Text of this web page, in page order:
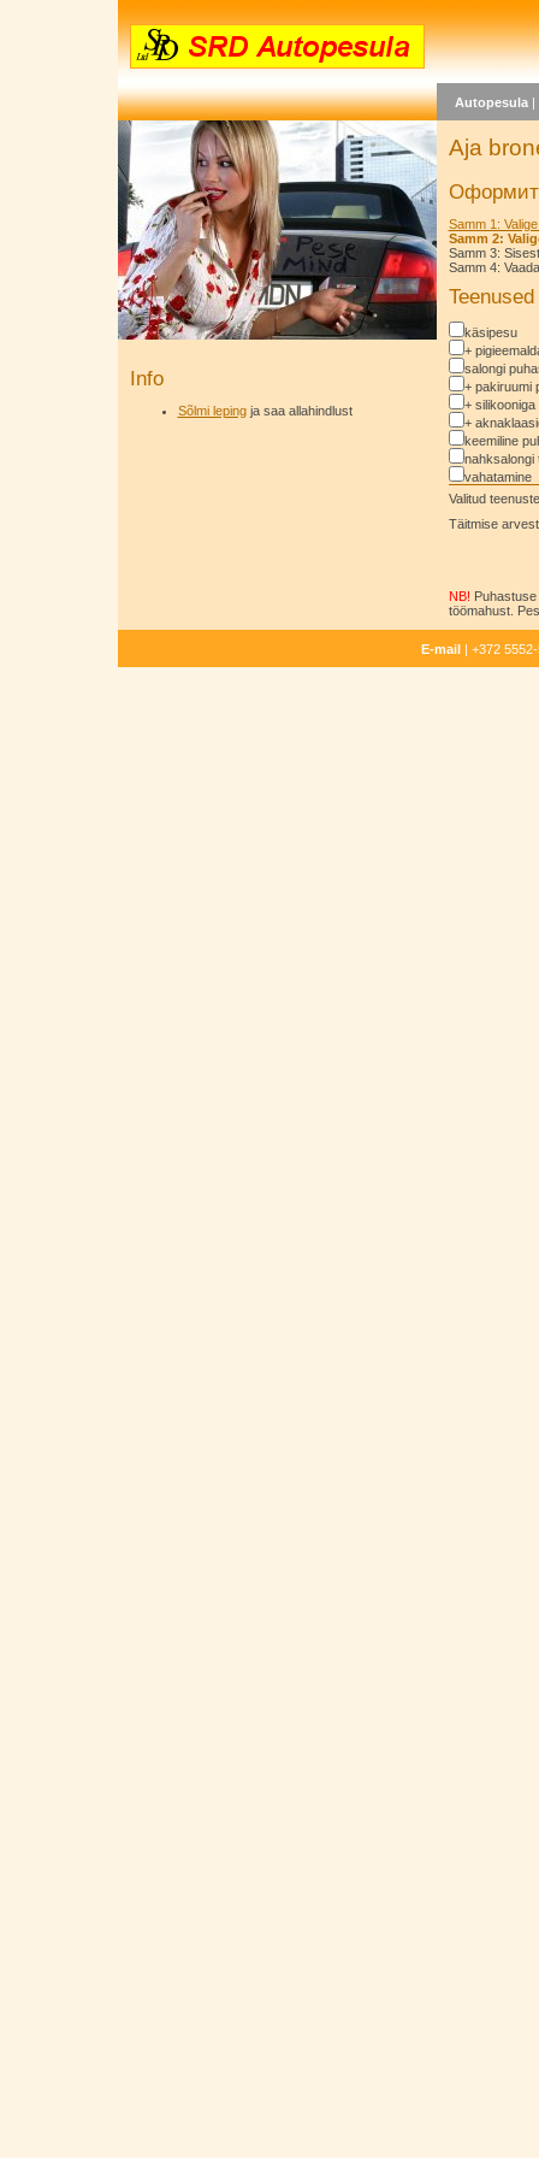
Autopesula
Info
Sõlmi lepingja saa allahindlust
Aja
Samm 1:
Samm 2:
Samm 3:
Samm 4:
Teenused
käsipesu
+
salongi
+ pakiruumi
+ silikooniga
+
keemiline
nahksalongi
vahatamine
Valitud
Täitmise
NB!
töömahust.
E-mail| +372